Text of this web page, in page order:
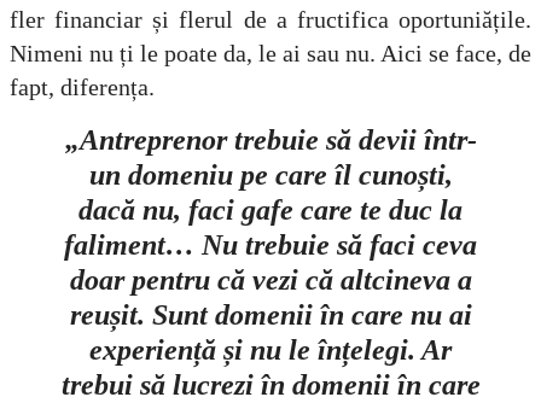
fler financiar și flerul de a fructifica oportuniățile.
Nimeni nu ți le poate da, le ai sau nu. Aici se face, de
fapt, diferența.
„Antreprenor trebuie să devii într-
un domeniu pe care îl cunoști,
dacă nu, faci gafe care te duc la
faliment… Nu trebuie să faci ceva
doar pentru că vezi că altcineva a
reușit. Sunt domenii în care nu ai
experiență și nu le înțelegi. Ar
trebui să lucrezi în domenii în care